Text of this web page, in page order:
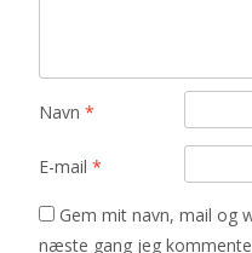
Navn *
E-mail *
Gem mit navn, mail og
næste gang jeg